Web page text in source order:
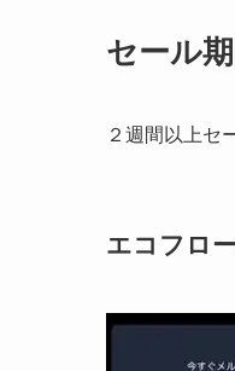
セール
２週間以上セ
エコフロ